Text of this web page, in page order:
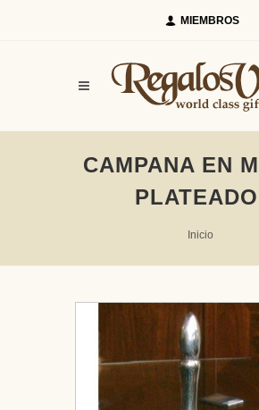
MIEMBROS
CAMPANA EN
Inicio